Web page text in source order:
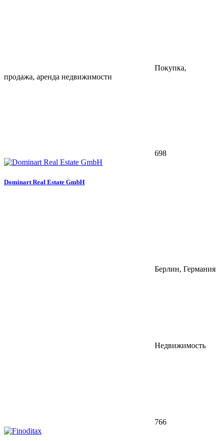
Покупка,
продажа, аренда недвижимости
698
Dominart Real Estate GmbH
Берлин, Германия
Недвижимость
766